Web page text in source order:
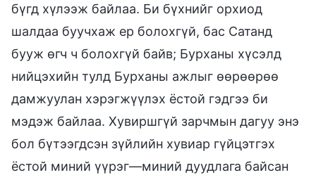
бүгд хүлээж байлаа. Би бүхнийг орхиод
шалдаа буучхаж ер болохгүй, бас Сатанд
бууж өгч ч болохгүй байв; Бурханы хүсэлд
нийцэхийн тулд Бурханы ажлыг өөрөөрөө
дамжуулан хэрэгжүүлэх ёстой гэдгээ би
мэдэж байлаа. Хувиршгүй зарчмын дагуу энэ
бол бүтээгдсэн зүйлийн хувиар гүйцэтгэх
ёстой миний үүрэг—миний дуудлага байсан